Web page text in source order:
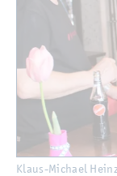
Klaus-Mi­cha­el